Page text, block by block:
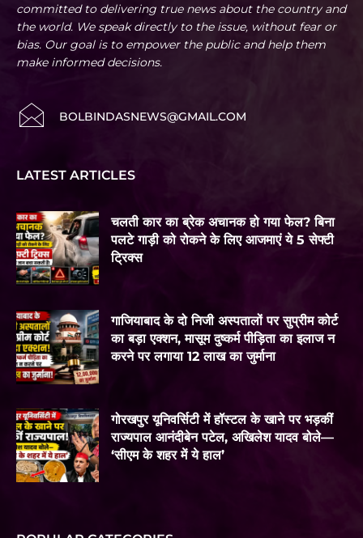
committed to delivering true news about the country and
the world. We speak directly to the issue, without fear or
bias. Our goal is to empower the public and help them
make informed decisions.
BOLBINDASNEWS@GMAIL.COM
LATEST ARTICLES
चलती कार का ब्रेक अचानक हो गया फेल? बिना
पलटे गाड़ी को रोकने के लिए आजमाएं ये 5 सेफ्टी
ट्रिक्स
गाजियाबाद के दो निजी अस्पतालों पर सुप्रीम कोर्ट
का बड़ा एक्शन, मासूम दुष्कर्म पीड़िता का इलाज न
करने पर लगाया 12 लाख का जुर्माना
गोरखपुर यूनिवर्सिटी में हॉस्टल के खाने पर भड़कीं
राज्यपाल आनंदीबेन पटेल, अखिलेश यादव बोले—
‘सीएम के शहर में ये हाल’